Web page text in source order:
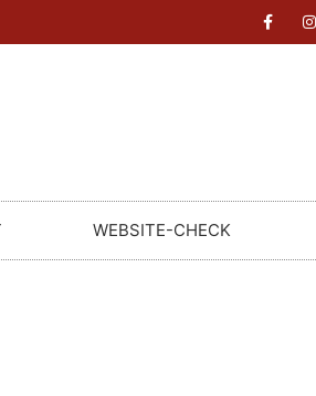
WEBSITE-CHECK